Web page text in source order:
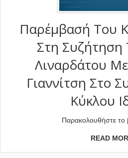
Παρέμβασή Του
Στη Συζήτηση
Λιναρδάτου
Γιαννίτση Στο
Κύκλου
Παρακολουθήστε το
READ